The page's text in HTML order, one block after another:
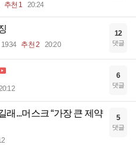
추천 1 20:24
1934 추천 2 20:20
12
댓글
6
댓글
래...머스크 “가장 큰 제약
5
댓글